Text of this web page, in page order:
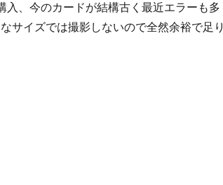
入、今のカードが結構古く最近エラーも多
サイズでは撮影しないので全然余裕で足り